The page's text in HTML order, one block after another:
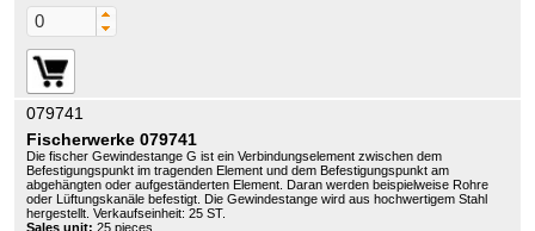
079741
Fischerwerke 079741
Die fischer Gewindestange G ist ein Verbindungselement zwischen dem
Befestigungspunkt im tragenden Element und dem Befestigungspunkt am
abgehängten oder aufgeständerten Element. Daran werden beispielweise Rohre
oder Lüftungskanäle befestigt. Die Gewindestange wird aus hochwertigem Stahl
hergestellt. Verkaufseinheit: 25 ST.
Sales unit: 25 pieces